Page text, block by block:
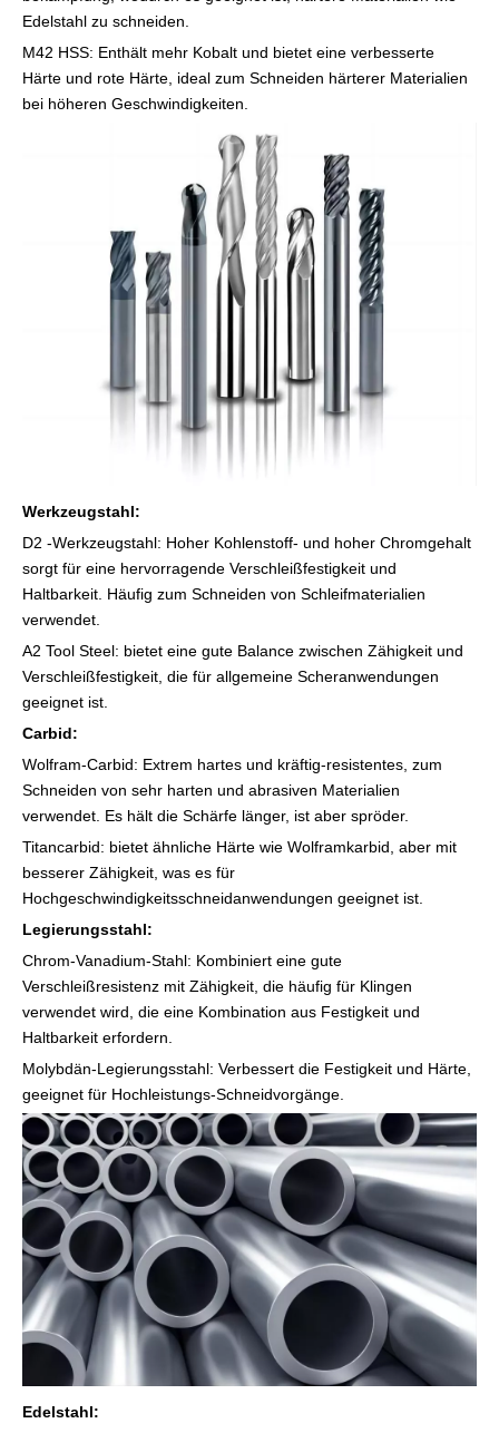
Edelstahl zu schneiden.
M42 HSS: Enthält mehr Kobalt und bietet eine verbesserte
Härte und rote Härte, ideal zum Schneiden härterer Materialien
bei höheren Geschwindigkeiten.
Werkzeugstahl:
D2 -Werkzeugstahl: Hoher Kohlenstoff- und hoher Chromgehalt
sorgt für eine hervorragende Verschleißfestigkeit und
Haltbarkeit. Häufig zum Schneiden von Schleifmaterialien
verwendet.
A2 Tool Steel: bietet eine gute Balance zwischen Zähigkeit und
Verschleißfestigkeit, die für allgemeine Scheranwendungen
geeignet ist.
Carbid:
Wolfram-Carbid: Extrem hartes und kräftig-resistentes, zum
Schneiden von sehr harten und abrasiven Materialien
verwendet. Es hält die Schärfe länger, ist aber spröder.
Titancarbid: bietet ähnliche Härte wie Wolframkarbid, aber mit
besserer Zähigkeit, was es für
Hochgeschwindigkeitsschneidanwendungen geeignet ist.
Legierungsstahl:
Chrom-Vanadium-Stahl: Kombiniert eine gute
Verschleißresistenz mit Zähigkeit, die häufig für Klingen
verwendet wird, die eine Kombination aus Festigkeit und
Haltbarkeit erfordern.
Molybdän-Legierungsstahl: Verbessert die Festigkeit und Härte,
geeignet für Hochleistungs-Schneidvorgänge.
Edelstahl: